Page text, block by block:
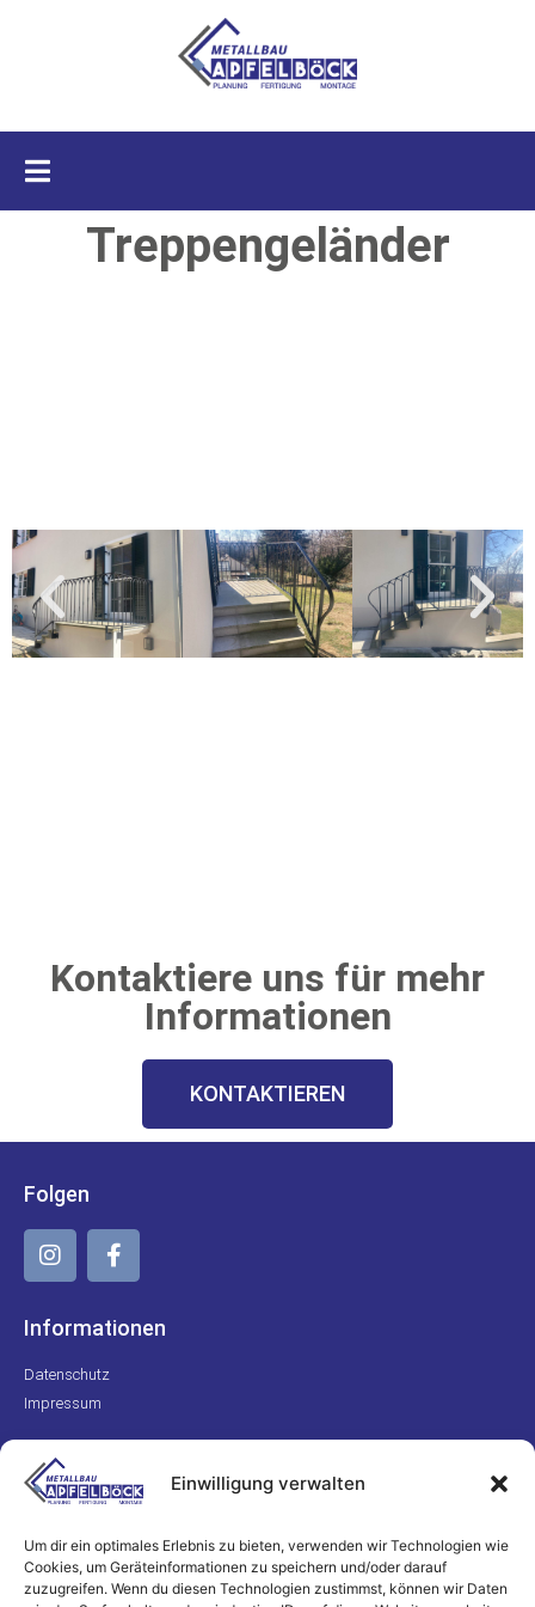
Einwilligung verwalten
Um dir ein optimales Erlebnis zu bieten, verwenden wir Technologien wie
Cookies, um Geräteinformationen zu speichern und/oder darauf
zuzugreifen. Wenn du diesen Technologien zustimmst, können wir Daten
Treppengeländer
Kontaktiere uns für mehr
Informationen
KONTAKTIEREN
Folgen
Informationen
Datenschutz
Impressum
Kontakt
+49 170 8223311
info@metallbau-apfelboeck.de